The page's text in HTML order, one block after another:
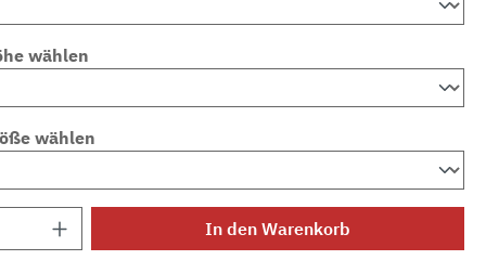
wählen
wählen
Anzahl: Gib den gewünschten Wert ein
In den Warenkorb